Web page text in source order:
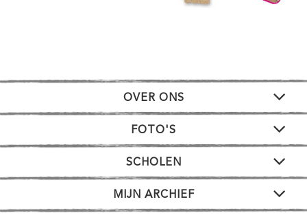
OVER ONS
FOTO'S
SCHOLEN
MIJN ARCHIEF